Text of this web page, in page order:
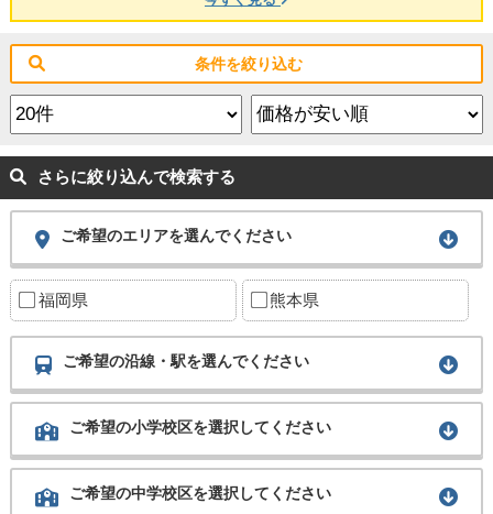
条件を絞り込む
さらに絞り込んで検索する
ご希望のエリアを選んでください
福岡県 熊本県
ご希望の沿線・駅を選んでください
ご希望の小学校区を選択してください
ご希望の中学校区を選択してください